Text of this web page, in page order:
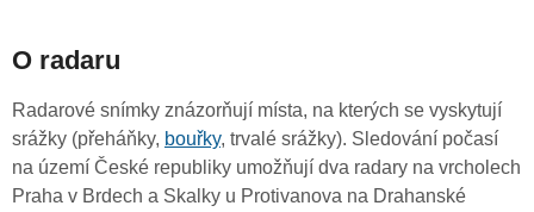
O radaru
Radarové snímky znázorňují místa, na kterých se vyskytují
srážky (přeháňky, bouřky, trvalé srážky). Sledování počasí
na území České republiky umožňují dva radary na vrcholech
Praha v Brdech a Skalky u Protivanova na Drahanské